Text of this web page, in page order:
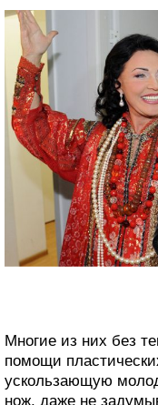
Многие из них без
помощи
ускользающую
нож, даже не